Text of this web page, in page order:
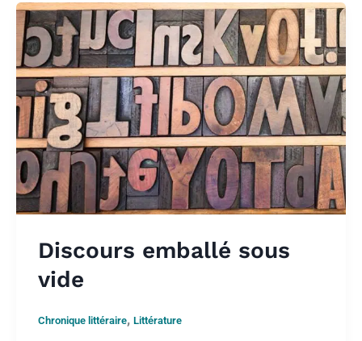
Discours emballé sous
vide
Chronique littéraire, Littérature